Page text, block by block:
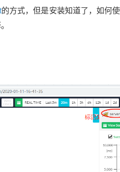
的方式，但是安装知道了，如何